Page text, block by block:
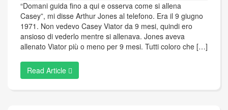
“Domani guida fino a qui e osserva come si allena
Casey”, mi disse Arthur Jones al telefono. Era il 9 giugno
1971. Non vedevo Casey Viator da 9 mesi, quindi ero
ansioso di vederlo mentre si allenava. Jones aveva
allenato Viator più o meno per 9 mesi. Tutti coloro che […]
Read Article